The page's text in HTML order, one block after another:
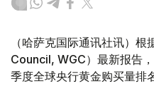
（哈萨克国际通讯社讯）
Council, WGC）最新报告
季度全球央行黄金购买量排